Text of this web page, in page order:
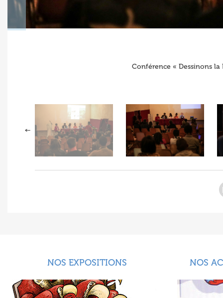
Conférence « Dessinons
NOS EXPOSITIONS NOS